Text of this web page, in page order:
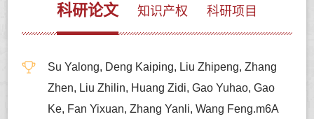
科研论文 知识产权 科研项目
Su Yalong, Deng Kaiping, Liu Zhipeng, Zhang
Zhen, Liu Zhilin, Huang Zidi, Gao Yuhao, Gao
Ke, Fan Yixuan, Zhang Yanli, Wang Feng.m6A